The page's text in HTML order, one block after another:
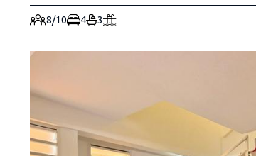
8/10 4 3